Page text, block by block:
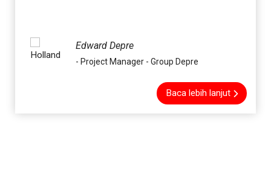
Edward Depre
- Project Manager - Group Depre
Baca lebih lanjut